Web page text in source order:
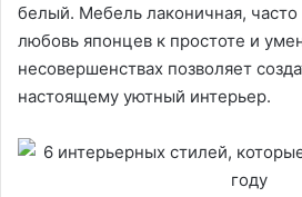
белый. Мебель лаконичная,
любовь японцев к простоте и
несовершенствах позволяет
настоящему уютный интерьер.